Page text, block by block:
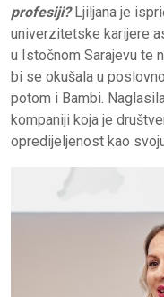
profesiji?Ljiljana je
univerzitetske karijere
u Istočnom Sarajevu te
bi se okušala u
potom i Bambi.
kompaniji koja je
opredijeljenost kao